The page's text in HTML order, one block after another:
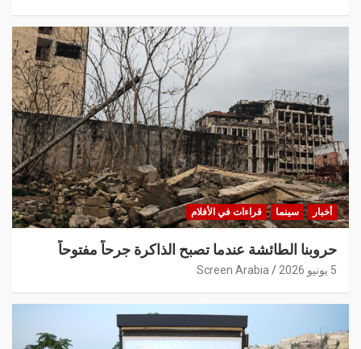
أخبار سينما قراءات في الأفلام
حروبنا الطائشة عندما تصبح الذاكرة جرحاً مفتوحاً
5 يونيو 2026 Screen Arabia